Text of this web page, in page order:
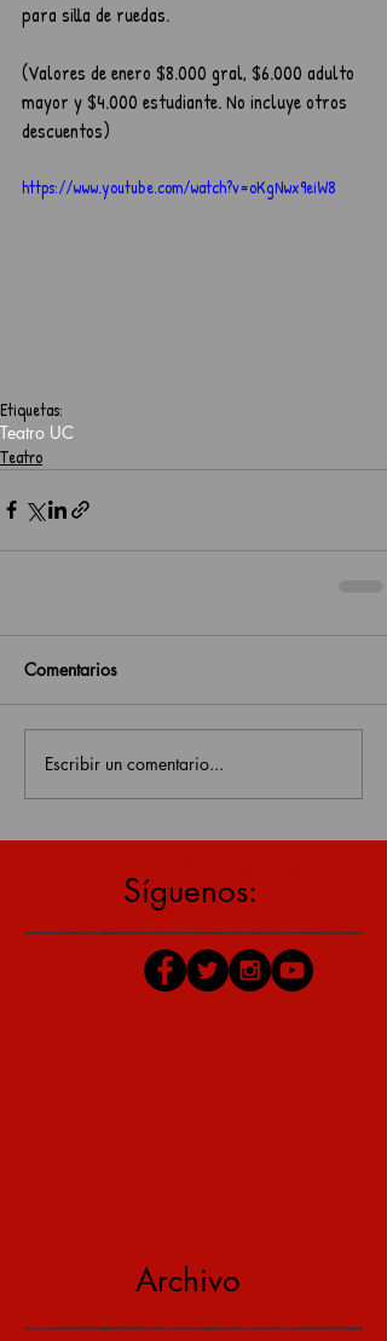
para silla de ruedas.
(Valores de enero $8.000 gral, $6.000 adulto
mayor y $4.000 estudiante. No incluye otros
descuentos)
https://www.youtube.com/watch?v=oKgNwx9eiW8
Etiquetas:
Teatro UC
Teatro
Comentarios
Escribir un comentario...
Síguenos:
Archivo